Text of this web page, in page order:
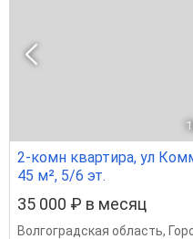
1
2-комн квартира, ул
45 м², 5/6 эт.
35 000 ₽ в месяц
Волгоградская область,